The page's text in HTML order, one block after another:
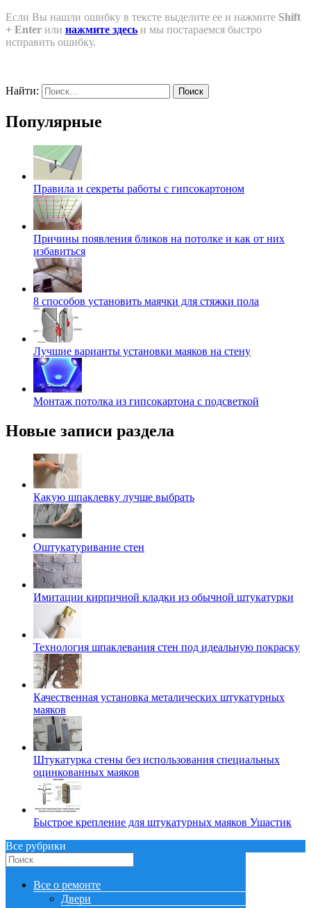
Если Вы нашли ошибку в тексте выделите ее и нажмите Shift
+ Enter или нажмите здесь и мы постараемся быстро
исправить ошибку.
Найти:
Популярные
Правила и секреты работы с гипсокартоном
Причины появления бликов на потолке и как от них
избавиться
8 способов установить маячки для стяжки пола
Лучшие варианты установки маяков на стену
Монтаж потолка из гипсокартона с подсветкой
Новые записи раздела
Какую шпаклевку лучше выбрать
Оштукатуривание стен
Имитации кирпичной кладки из обычной штукатурки
Технология шпаклевания стен под идеальную покраску
Качественная установка металических штукатурных
маяков
Штукатурка стены без использования специальных
оцинкованных маяков
Быстрое крепление для штукатурных маяков Ушастик
Все рубрики
Все о ремонте
Двери